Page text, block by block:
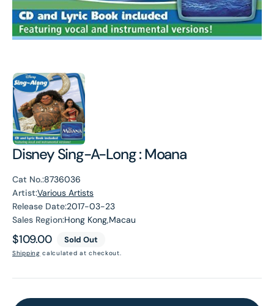
Disney Sing-A-Long : Moana
Cat No.:8736036
Artist:Various Artists
Release Date:2017-03-23
Sales Region:Hong Kong,Macau
Regular
price
$109.00 Sold Out
Shipping calculated at checkout.